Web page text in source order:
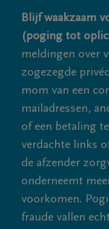
Blijf waakzaam
(poging tot
meldingen over
zogezegde
mom van een
mailadressen,
of een betaling
verdachte links
de afzender
onderneemt
voorkomen.
fraude vallen